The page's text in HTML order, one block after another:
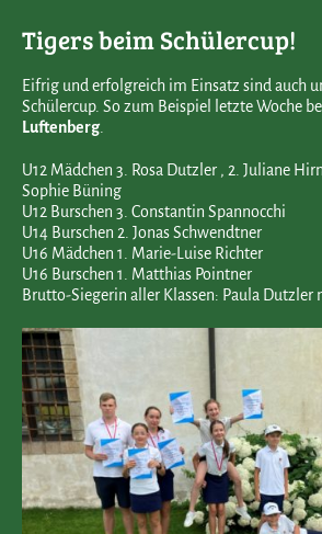
Tigers beim Schülercup!
Eifrig und erfolgreich im Einsatz sind auch
Schülercup. So zum Beispiel letzte Woche
Luftenberg.
U12 Mädchen 3. Rosa Dutzler , 2. Juliane
Sophie Büning
U12 Burschen 3. Constantin Spannocchi
U14 Burschen 2. Jonas Schwendtner
U16 Mädchen 1. Marie-Luise Richter
U16 Burschen 1. Matthias Pointner
Brutto-Siegerin aller Klassen: Paula Dutzler